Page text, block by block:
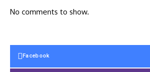
No comments to show.
Facebook